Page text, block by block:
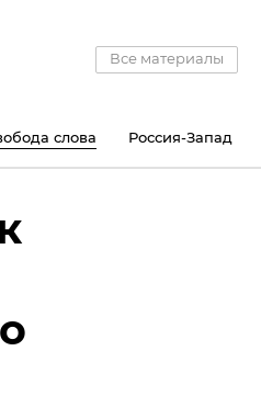
Все материалы
слова Россия-Запад